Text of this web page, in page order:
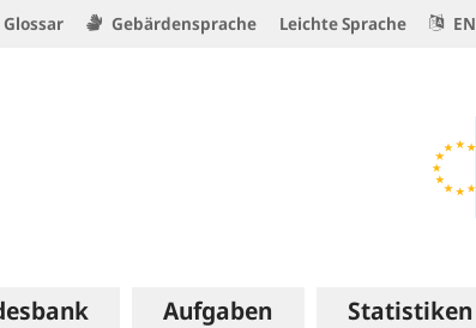
Glossar Gebärdensprache Leichte Sprache EN
Aufgaben Statistiken